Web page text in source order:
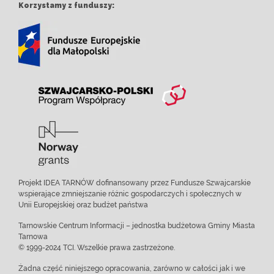
Korzystamy z funduszy:
Projekt IDEA TARNÓW dofinansowany przez Fundusze Szwajcarskie
wspierające zmniejszanie różnic gospodarczych i społecznych w
Unii Europejskiej oraz budżet państwa
Tarnowskie Centrum Informacji – jednostka budżetowa Gminy Miasta
Tarnowa
© 1999-2024 TCI. Wszelkie prawa zastrzeżone.
Żadna część niniejszego opracowania, zarówno w całości jak i we